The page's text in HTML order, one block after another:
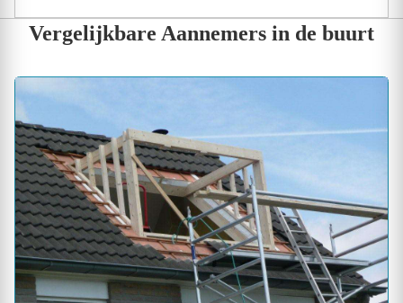
Vergelijkbare Aannemers in de buurt